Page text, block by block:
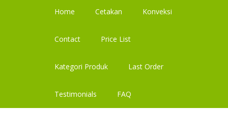
Home Cetakan Konveksi
Contact Price List
Kategori Produk Last Order
Testimonials FAQ